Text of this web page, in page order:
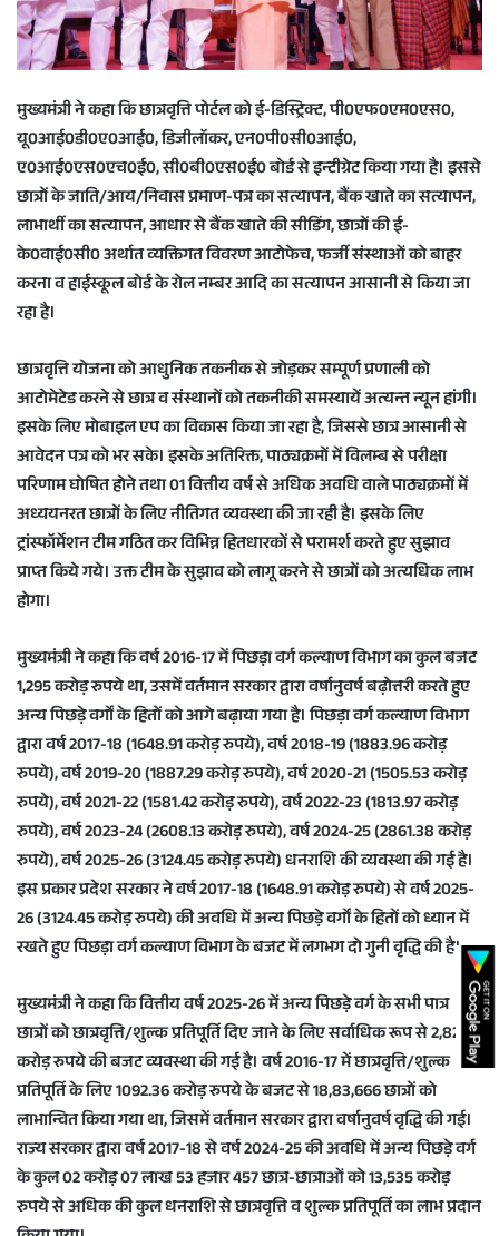
मुख्यमंत्री ने कहा कि छात्रवृत्ति पोर्टल को ई-डिस्ट्रिक्ट, पी0एफ0एम0एस0,
यू0आई0डी0ए0आई0, डिजीलॉकर, एन0पी0सी0आई0,
ए0आई0एस0एच0ई0, सी0बी0एस0ई0 बोर्ड से इन्टीग्रेट किया गया है। इससे
छात्रों के जाति/आय/निवास प्रमाण-पत्र का सत्यापन, बैंक खाते का सत्यापन,
लाभार्थी का सत्यापन, आधार से बैंक खाते की सीडिंग, छात्रों की ई-
के0वाई0सी0 अर्थात व्यक्तिगत विवरण आटोफेच, फर्जी संस्थाओं को बाहर
करना व हाईस्कूल बोर्ड के रोल नम्बर आदि का सत्यापन आसानी से किया जा
रहा है।
छात्रवृत्ति योजना को आधुनिक तकनीक से जोड़कर सम्पूर्ण प्रणाली को
आटोमेटेड करने से छात्र व संस्थानों को तकनीकी समस्यायें अत्यन्त न्यून हांगी।
इसके लिए मोबाइल एप का विकास किया जा रहा है, जिससे छात्र आसानी से
आवेदन पत्र को भर सके। इसके अतिरिक्त, पाठ्यक्रमों में विलम्ब से परीक्षा
परिणाम घोषित होने तथा 01 वित्तीय वर्ष से अधिक अवधि वाले पाठ्यक्रमों में
अध्ययनरत छात्रों के लिए नीतिगत व्यवस्था की जा रही है। इसके लिए
ट्रांस्फॉर्मेशन टीम गठित कर विभिन्न हितधारकों से परामर्श करते हुए सुझाव
प्राप्त किये गये। उक्त टीम के सुझाव को लागू करने से छात्रों को अत्यधिक लाभ
होगा।
मुख्यमंत्री ने कहा कि वर्ष 2016-17 में पिछड़ा वर्ग कल्याण विभाग का कुल बजट
1,295 करोड़ रुपये था, उसमें वर्तमान सरकार द्वारा वर्षानुवर्ष बढ़ोत्तरी करते हुए
अन्य पिछड़े वर्गों के हितों को आगे बढ़ाया गया है। पिछड़ा वर्ग कल्याण विभाग
द्वारा वर्ष 2017-18 (1648.91 करोड़ रुपये), वर्ष 2018-19 (1883.96 करोड़
रुपये), वर्ष 2019-20 (1887.29 करोड़ रुपये), वर्ष 2020-21 (1505.53 करोड़
रुपये), वर्ष 2021-22 (1581.42 करोड़ रुपये), वर्ष 2022-23 (1813.97 करोड़
रुपये), वर्ष 2023-24 (2608.13 करोड़ रुपये), वर्ष 2024-25 (2861.38 करोड़
रुपये), वर्ष 2025-26 (3124.45 करोड़ रुपये) धनराशि की व्यवस्था की गई है।
इस प्रकार प्रदेश सरकार ने वर्ष 2017-18 (1648.91 करोड़ रुपये) से वर्ष 2025-
26 (3124.45 करोड़ रुपये) की अवधि में अन्य पिछड़े वर्गों के हितों को ध्यान में
रखते हुए पिछड़ा वर्ग कल्याण विभाग के बजट में लगभग दो गुनी वृद्धि की है।
मुख्यमंत्री ने कहा कि वित्तीय वर्ष 2025-26 में अन्य पिछड़े वर्ग के सभी पात्र
छात्रों को छात्रवृत्ति/शुल्क प्रतिपूर्ति दिए जाने के लिए सर्वाधिक रूप से 2,825
करोड़ रुपये की बजट व्यवस्था की गई है। वर्ष 2016-17 में छात्रवृत्ति/शुल्क
प्रतिपूर्ति के लिए 1092.36 करोड़ रुपये के बजट से 18,83,666 छात्रों को
लाभान्वित किया गया था, जिसमें वर्तमान सरकार द्वारा वर्षानुवर्ष वृद्धि की गई।
राज्य सरकार द्वारा वर्ष 2017-18 से वर्ष 2024-25 की अवधि में अन्य पिछड़े वर्ग
के कुल 02 करोड़ 07 लाख 53 हजार 457 छात्र-छात्राओं को 13,535 करोड़
रुपये से अधिक की कुल धनराशि से छात्रवृत्ति व शुल्क प्रतिपूर्ति का लाभ प्रदान